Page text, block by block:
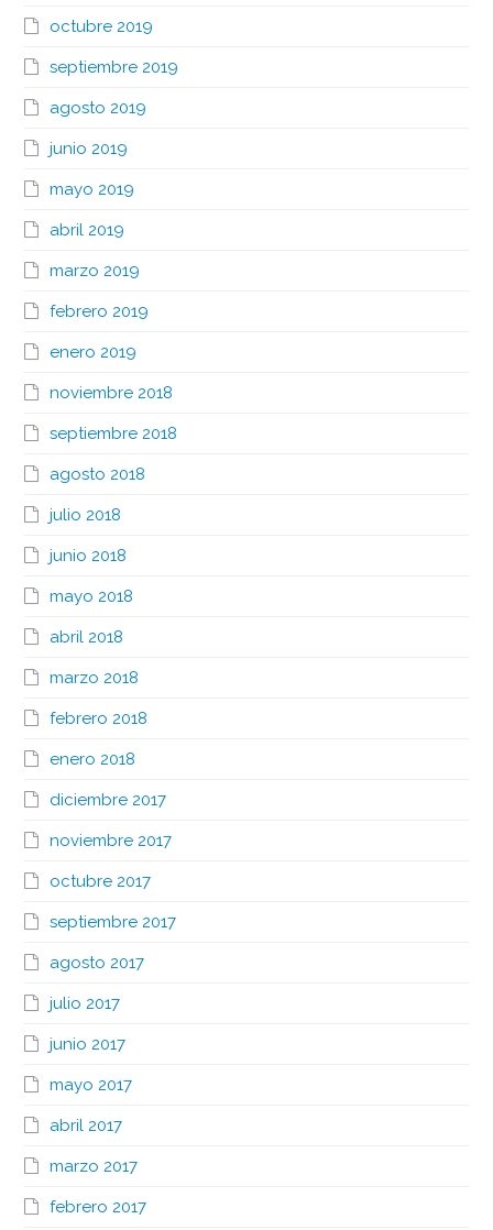
octubre 2019
septiembre 2019
agosto 2019
junio 2019
mayo 2019
abril 2019
marzo 2019
febrero 2019
enero 2019
noviembre 2018
septiembre 2018
agosto 2018
julio 2018
junio 2018
mayo 2018
abril 2018
marzo 2018
febrero 2018
enero 2018
diciembre 2017
noviembre 2017
octubre 2017
septiembre 2017
agosto 2017
julio 2017
junio 2017
mayo 2017
abril 2017
marzo 2017
febrero 2017